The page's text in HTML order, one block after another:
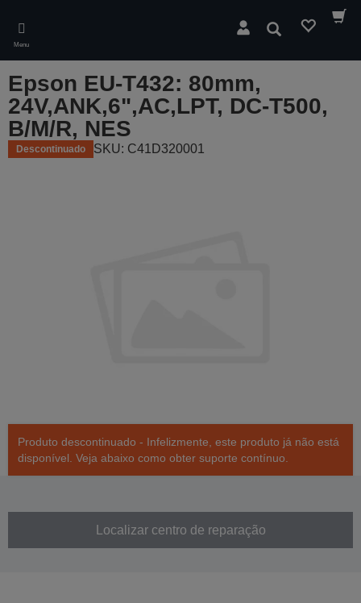
main
content
Menu
Pesquisar
Epson EU-T432: 80mm,
24V,ANK,6",AC,LPT, DC-T500,
B/M/R, NES
Descontinuado SKU: C41D320001
Produto descontinuado - Infelizmente, este produto já não está
disponível. Veja abaixo como obter suporte contínuo.
Localizar centro de reparação